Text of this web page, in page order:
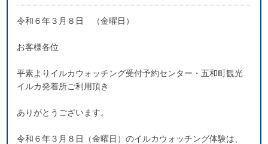
令和６年３月８日 （金曜日）
お客様各位
平素よりイルカウォッチング受付予約センター・五和町観光
イルカ発着所ご利用頂き
ありがとうございます。
令和６年３月８日（金曜日）のイルカウォッチング体験は、